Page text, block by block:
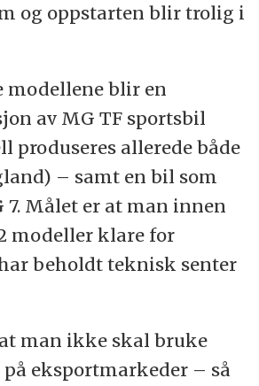
og oppstarten blir trolig i
modellene blir en
av MG TF sportsbil
produseres allerede både
– samt en bil som
7. Målet er at man innen
modeller klare for
beholdt teknisk senter
man ikke skal bruke
på eksportmarkeder – så